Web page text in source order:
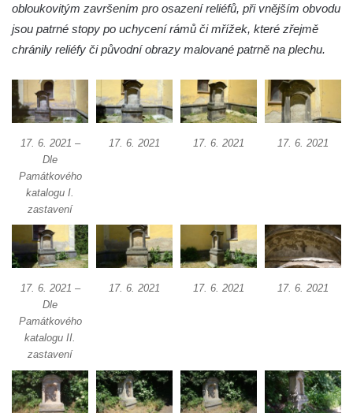
obloukovitým završením pro osazení reliéfů, při vnějším obvodu
jsou patrné stopy po uchycení rámů či mřížek, které zřejmě
chránily reliéfy či původní obrazy malované patrně na plechu.
17. 6. 2021 –
Dle
Památkového
katalogu I.
zastavení
17. 6. 2021 17. 6. 2021 17. 6. 2021
17. 6. 2021 –
Dle
Památkového
katalogu II.
zastavení
17. 6. 2021 17. 6. 2021 17. 6. 2021